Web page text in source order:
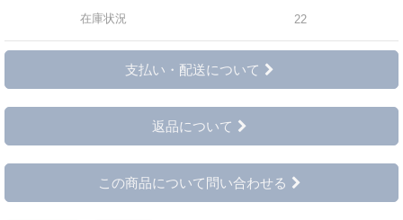
在庫状況 22
支払い・配送について
返品について
この商品について問い合わせる